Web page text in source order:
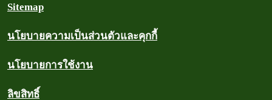
Sitemap
นโยบายความเป็นส่วนตัวและคุกกี้
นโยบายการใช้งาน
ลิขสิทธิ์